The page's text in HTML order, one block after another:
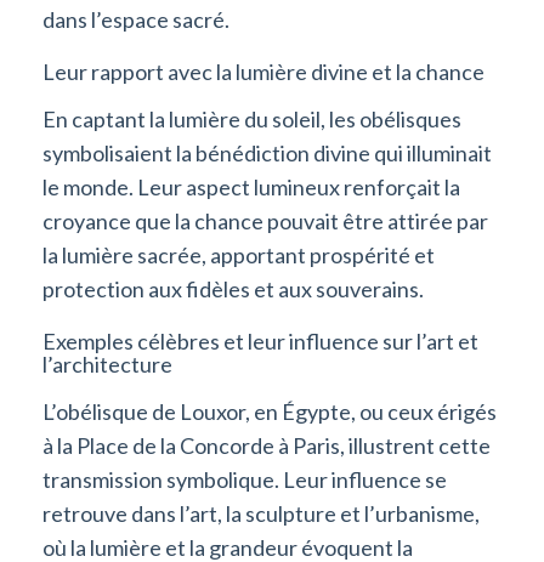
dans l’espace sacré.
Leur rapport avec la lumière divine et la chance
En captant la lumière du soleil, les obélisques
symbolisaient la bénédiction divine qui illuminait
le monde. Leur aspect lumineux renforçait la
croyance que la chance pouvait être attirée par
la lumière sacrée, apportant prospérité et
protection aux fidèles et aux souverains.
Exemples célèbres et leur influence sur l’art et
l’architecture
L’obélisque de Louxor, en Égypte, ou ceux érigés
à la Place de la Concorde à Paris, illustrent cette
transmission symbolique. Leur influence se
retrouve dans l’art, la sculpture et l’urbanisme,
où la lumière et la grandeur évoquent la